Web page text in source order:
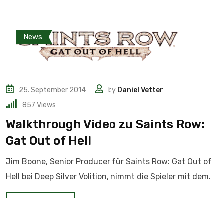
News
25. September 2014 by Daniel Vetter
857 Views
Walkthrough Video zu Saints Row:
Gat Out of Hell
Jim Boone, Senior Producer für Saints Row: Gat Out of
Hell bei Deep Silver Volition, nimmt die Spieler mit dem.